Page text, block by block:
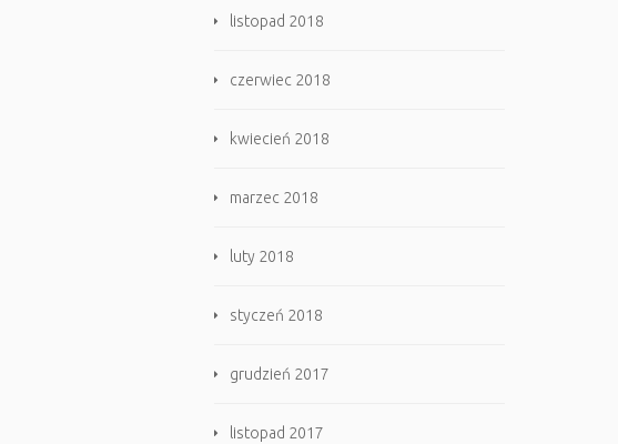
listopad 2018
czerwiec 2018
kwiecień 2018
marzec 2018
luty 2018
styczeń 2018
grudzień 2017
listopad 2017